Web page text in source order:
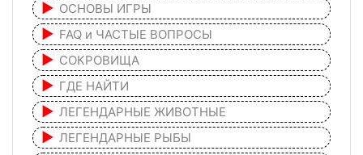
ОСНОВЫ ИГРЫ
FAQ и ЧАСТЫЕ ВОПРОСЫ
СОКРОВИЩА
ГДЕ НАЙТИ
ЛЕГЕНДАРНЫЕ ЖИВОТНЫЕ
ЛЕГЕНДАРНЫЕ РЫБЫ